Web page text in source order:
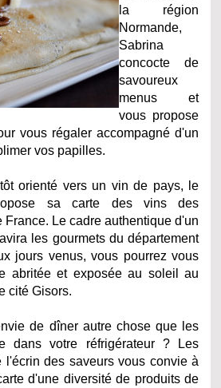
la région
Normande,
Sabrina
concocte de
savoureux
menus et
vous propose
vous régaler accompagné d'un
vos papilles.
orienté vers un vin de pays, le
sa carte des vins des
France. Le cadre authentique d'un
les gourmets du département
jours venus, vous pourrez vous
abritée et exposée au soleil au
cité Gisors.
de dîner autre chose que les
dans votre réfrigérateur ? Les
l'écrin des saveurs vous convie à
d'une diversité de produits de